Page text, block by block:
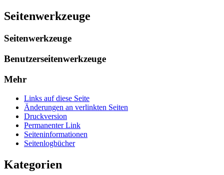
Seitenwerkzeuge
Seitenwerkzeuge
Benutzerseitenwerkzeuge
Mehr
Links auf diese Seite
Änderungen an verlinkten Seiten
Druckversion
Permanenter Link
Seiten­­informationen
Seitenlogbücher
Kategorien